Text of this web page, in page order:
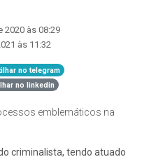
2020 às 08:29
às 11:32
no telegram
no linkedin
emblemáticos na